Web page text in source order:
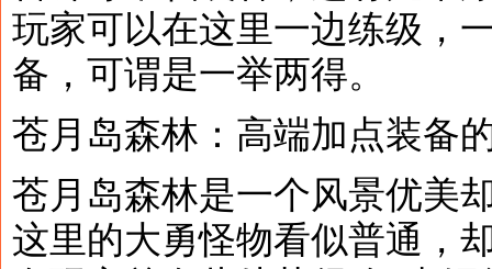
玩家可以在这里一边练级，
备，可谓是一举两得。
苍月岛森林：高端加点装备
苍月岛森林是一个风景优美
这里的大勇怪物看似普通，